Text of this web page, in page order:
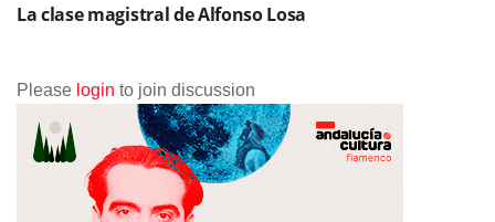
La clase magistral de Alfonso Losa
Please login to join discussion